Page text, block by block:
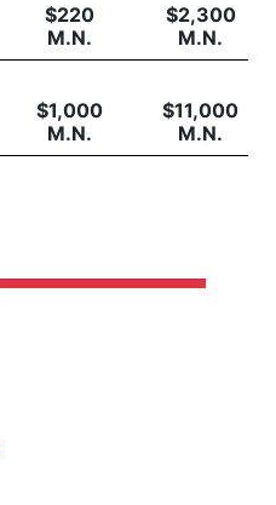
$220
M.N.
$2,300
M.N.
$1,000
M.N.
$11,000
M.N.